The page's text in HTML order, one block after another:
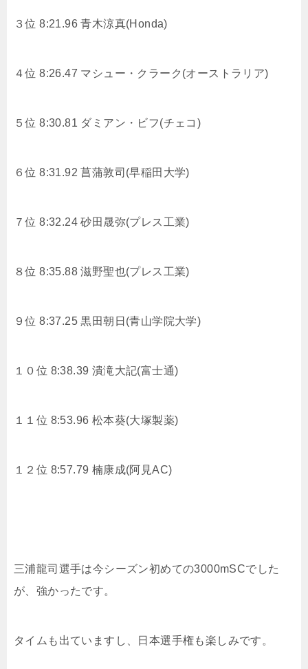
３位 8:21.96青木涼真(Honda)
４位 8:26.47 マシュー・クラーク(オーストラリア)
５位 8:30.81 ダミアン・ビフ(チェコ)
６位 8:31.92菖蒲敦司(早稲田大学)
７位 8:32.24砂田晟弥(プレス工業)
８位 8:35.88滋野聖也(プレス工業)
９位 8:37.25黒田朝日(青山学院大学)
１０位 8:38.39 潰滝大記(富士通)
１１位 8:53.96 松本葵(大塚製薬)
１２位 8:57.79 楠康成(阿見AC)
三浦龍司選手は今シーズン初めての3000mSCでした
が、強かったです。
タイムも出ていますし、日本選手権も楽しみです。